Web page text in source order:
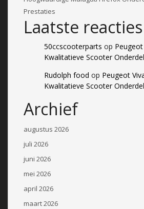
Prestaties
Laatste reacties
50ccscooterparts op Peugeot
Kwalitatieve Scooter
Rudolph food op Peugeot
Kwalitatieve Scooter
Archief
augustus 2026
juli 2026
juni 2026
mei 2026
april 2026
maart 2026